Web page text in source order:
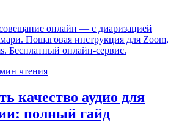
онлайн — с диаризацией
Пошаговая инструкция для Zoom,
Бесплатный онлайн-сервис.
мин чтения
качество аудио для
полный гайд